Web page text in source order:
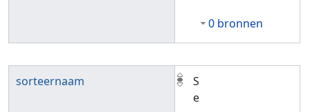
0 bronnen
sorteernaam
S
e